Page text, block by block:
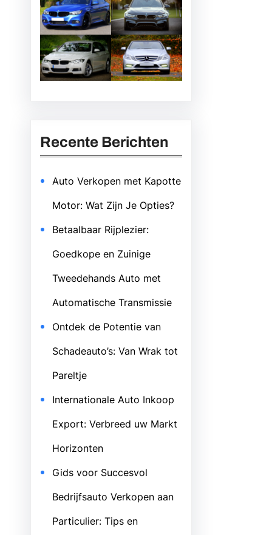
Recente Berichten
Auto Verkopen met Kapotte
Motor: Wat Zijn Je Opties?
Betaalbaar Rijplezier:
Goedkope en Zuinige
Tweedehands Auto met
Automatische Transmissie
Ontdek de Potentie van
Schadeauto’s: Van Wrak tot
Pareltje
Internationale Auto Inkoop
Export: Verbreed uw Markt
Horizonten
Gids voor Succesvol
Bedrijfsauto Verkopen aan
Particulier: Tips en